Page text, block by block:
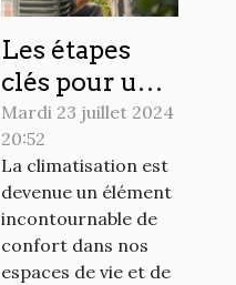
Les étapes
clés pour une
intervention
rapide en
climatisation
Mardi 23 juillet 2024
20:52
La climatisation est
devenue un élément
incontournable de
confort dans nos
espaces de vie et de